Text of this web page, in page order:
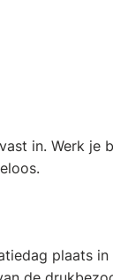
in. Werk je
plaats in